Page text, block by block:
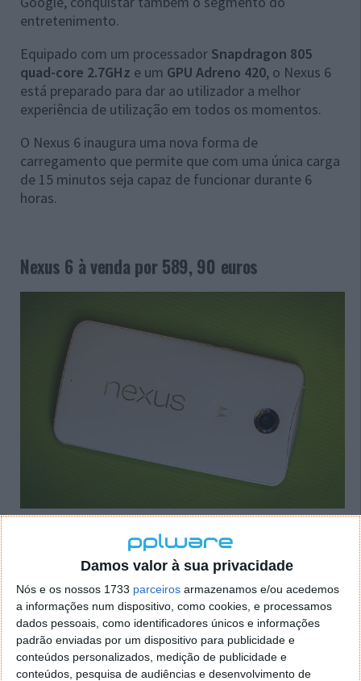
Damos valor à sua privacidade
Nós e os nossos 1733 parceiros armazenamos e/ou acedemos
a informações num dispositivo, como cookies, e processamos
dados pessoais, como identificadores únicos e informações
padrão enviadas por um dispositivo para publicidade e
conteúdos personalizados, medição de publicidade e
conteúdos, pesquisa de audiências e desenvolvimento de
entretenimento.
Equipado com um processador Snapdragon 805
quad-core 2.7GHz e um GPU Adreno 420, o Nexus 6
está preparado para dar ao utilizador a melhor
experiência de utilização em todos os momentos.
O Nexus 6 inaugura uma nova forma de
carregamento que permite que com uma única carga
de 15 minutos seja capaz de funcionar durante 6
horas.
Nexus 6 à venda por 589, 90 euros
O novo Nexus 6 está já à venda na loja online da
Vodafone e tem um custo de 589,90 euros. É um
exclusivo da loja online e de algumas lojas
empresariais.
Existem planos da Motorola para lançar o Nexus 6 no
nosso mercado, livre de operador, mas apenas para o
início do próximo ano, provavelmente em Janeiro.